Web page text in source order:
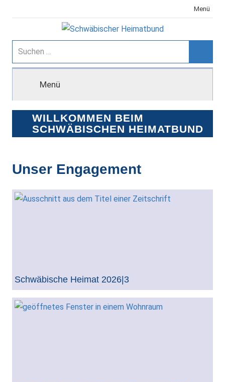
Inhalt
Menü
Schwäbischer
Heimatbund
Suchen
nach:
Menü
WILLKOMMEN BEIM
SCHWÄBISCHEN HEIMATBUND
Unser Engagement
Schwäbische Heimat 2026|3